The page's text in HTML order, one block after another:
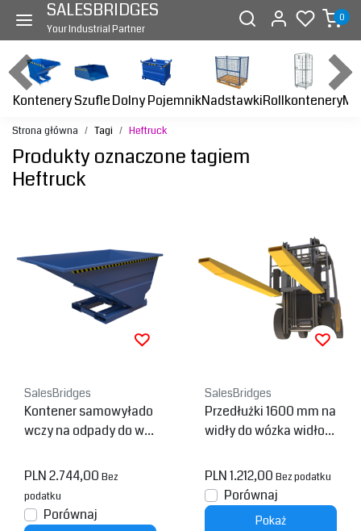
SALESBRIDGES
Your Industrial Partner
0
KontenerySzufleDolny PojemnikNadstawkiRollkontenery
Strona główna Tagi Heftruck
Produkty oznaczone tagiem
Heftruck
SalesBridges
Kontener samowyłado
wczy na odpady do wó
odel SC
PLN 2.744,00 Bez
podatku
Porównaj
SalesBridges
Przedłużki 1600 mm na
widły do wózka widłow
PLN 1.212,00 Bez podatku
Porównaj
Pokaż